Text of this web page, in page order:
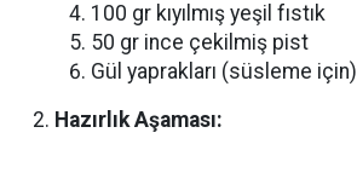
100 gr kıyılmış yeşil fıstık
50 gr ince çekilmiş pist
Gül yaprakları (süsleme için)
Hazırlık Aşaması: